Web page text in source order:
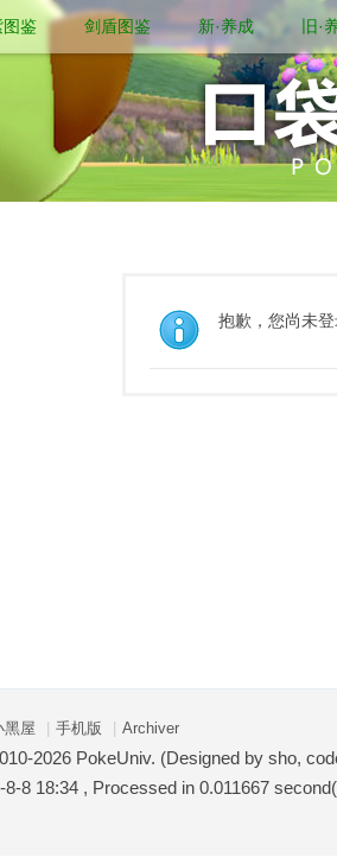
鉴 剑盾图鉴 新·养成 旧·
抱歉，您尚未
黑屋 手机版 Archiver
2026 PokeUniv. (Designed by sho,
8-8 18:34 , Processed in 0.011667